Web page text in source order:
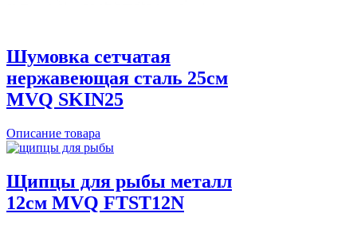
Шумовка сетчатая
нержавеющая сталь 25см
MVQ SKIN25
Описание товара
Щипцы для рыбы металл
12см MVQ FTST12N